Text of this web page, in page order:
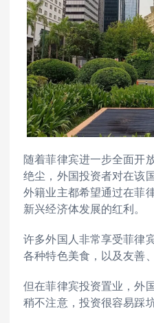
随着菲律宾进一步全面开
绝尘，外国投资者对在该
外籍业主都希望通过在菲
新兴经济体发展的红利。
许多外国人非常享受菲律
各种特色美食，以及友善
但在菲律宾投资置业，外
稍不注意，投资很容易踩坑